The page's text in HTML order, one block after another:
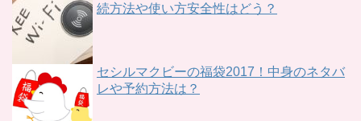
続方法や使い方安全性はどう？
セシルマクビーの福袋2017！中身のネタバ
レや予約方法は？